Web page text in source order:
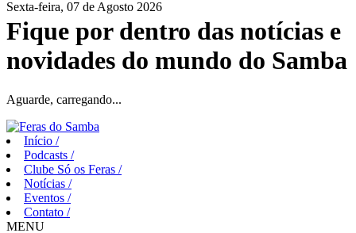
Fique por dentro das notícias e
novidades do mundo do Samba
Aguarde, carregando...
Sexta-feira, 07 de Agosto 2026
Início /
Podcasts /
Clube Só os Feras /
Notícias /
Eventos /
Contato /
MENU